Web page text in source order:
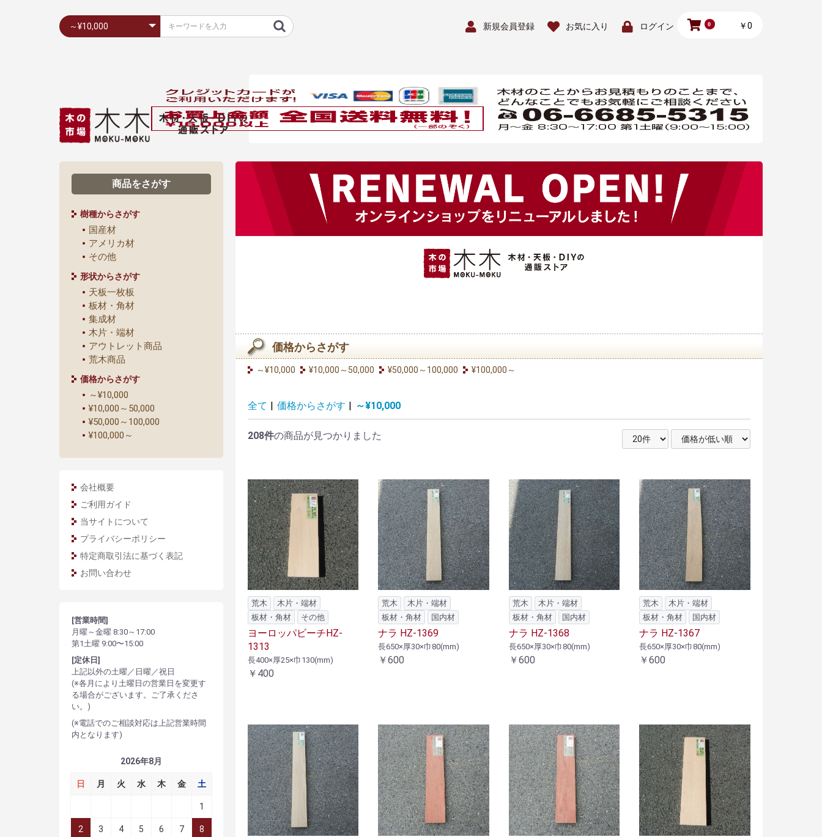
新規会員登録 お気に入り ログイン 0 ￥0
商品をさがす
樹種からさがす
国産材
アメリカ材
その他
形状からさがす
天板一枚板
板材・角材
集成材
木片・端材
アウトレット商品
荒木商品
価格からさがす
～¥10,000
¥10,000～50,000
¥50,000～100,000
¥100,000～
会社概要
ご利用ガイド
当サイトについて
プライバシーポリシー
特定商取引法に基づく表記
お問い合わせ
[営業時間]
月曜～金曜 8:30～17:00
第1土曜 9:00〜15:00
[定休日]
上記以外の土曜／日曜／祝日
(※各月により土曜日の営業日を変更す
る場合がございます。ご了承くださ
い。)
(※電話でのご相談対応は上記営業時間
内となります)
2026年8月
日 月 火 水 木 金 土
1
2 3 4 5 6 7 8
価格からさがす
～¥10,000 ¥10,000～50,000 ¥50,000～100,000 ¥100,000～
全て | 価格からさがす | ～¥10,000
208件の商品が見つかりました
荒木
木片・端材
板材・角材
その他
ヨーロッパビーチHZ-
1313
長400×厚25×巾130(mm)
￥400
荒木
木片・端材
板材・角材
国内材
ナラ HZ-1369
長650×厚30×巾80(mm)
￥600
荒木
木片・端材
板材・角材
国内材
ナラ HZ-1368
長650×厚30×巾80(mm)
￥600
荒木
木片・端材
板材・角材
国内材
ナラ HZ-1367
長650×厚30×巾80(mm)
￥600